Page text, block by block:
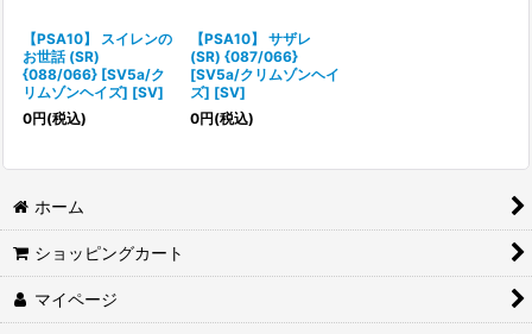
【PSA10】 スイレンの
お世話 (SR)
{088/066} [SV5a/ク
リムゾンヘイズ] [SV]
0円(税込)
【PSA10】 サザレ
(SR) {087/066}
[SV5a/クリムゾンヘイ
ズ] [SV]
0円(税込)
ホーム
ショッピングカート
マイページ